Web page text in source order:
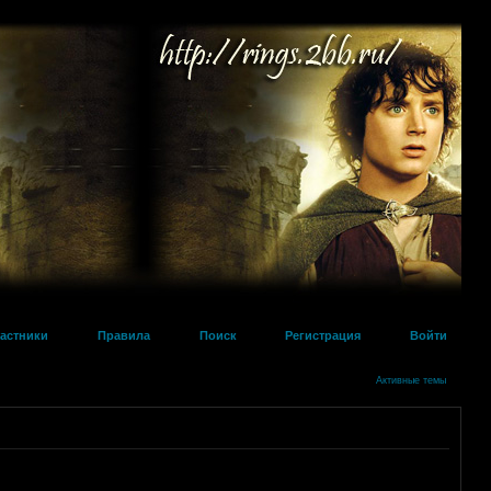
Правила Поиск Регистрация Войти
Активные темы